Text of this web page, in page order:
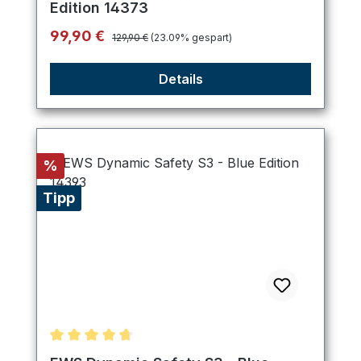
Edition 14373
Verkaufspreis:
99,90 € Regulärer Preis:
129,90 € (23.09% gespart)
Details
Rabatt
%
Tipp
Durchschnittliche Bewertung von 4.8 von 5